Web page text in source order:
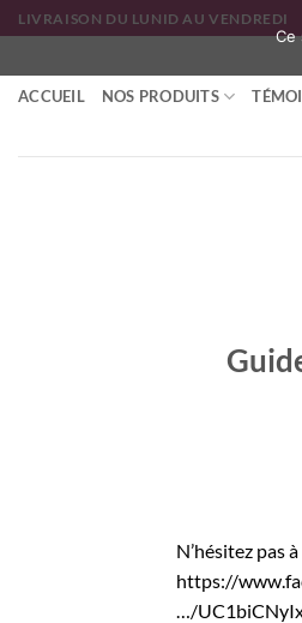
Passer
au
contenu
LIVRAISON DU LUNID AU VENDREDI
ACCUEIL NOS PRODUITS
N’hésitez pas
https://
…/
Ce